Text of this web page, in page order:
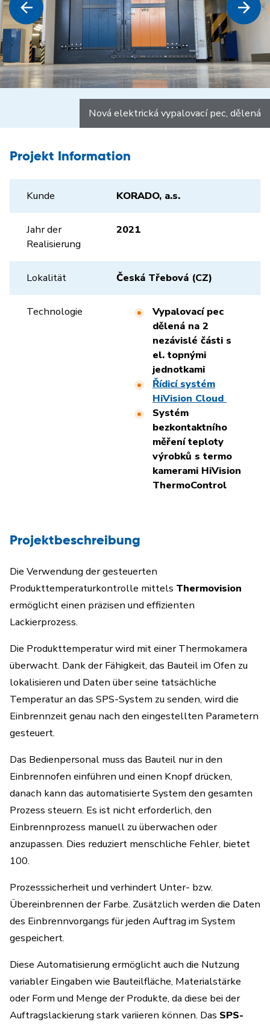
Nová elektrická vypalovací pec, dělená
Projekt Information
Kunde KORADO, a.s.
Jahr der
Realisierung
2021
Lokalität Česká Třebová (CZ)
Technologie
Vypalovací pec
dělená na 2
nezávislé části s
el. topnými
jednotkami
Řídicí systém
HiVision Cloud
Systém
bezkontaktního
měření teploty
výrobků s termo
kamerami HiVision
ThermoControl
Projektbeschreibung
Die Verwendung der gesteuerten
Produkttemperaturkontrolle mittels Thermovision
ermöglicht einen präzisen und effizienten
Lackierprozess.
Die Produkttemperatur wird mit einer Thermokamera
überwacht. Dank der Fähigkeit, das Bauteil im Ofen zu
lokalisieren und Daten über seine tatsächliche
Temperatur an das SPS-System zu senden, wird die
Einbrennzeit genau nach den eingestellten Parametern
gesteuert.
Das Bedienpersonal muss das Bauteil nur in den
Einbrennofen einführen und einen Knopf drücken,
danach kann das automatisierte System den gesamten
Prozess steuern. Es ist nicht erforderlich, den
Einbrennprozess manuell zu überwachen oder
anzupassen. Dies reduziert menschliche Fehler, bietet
100.
Prozesssicherheit und verhindert Unter- bzw.
Übereinbrennen der Farbe. Zusätzlich werden die Daten
des Einbrennvorgangs für jeden Auftrag im System
gespeichert.
Diese Automatisierung ermöglicht auch die Nutzung
variabler Eingaben wie Bauteilfläche, Materialstärke
oder Form und Menge der Produkte, da diese bei der
Auftragslackierung stark variieren können. Das SPS-